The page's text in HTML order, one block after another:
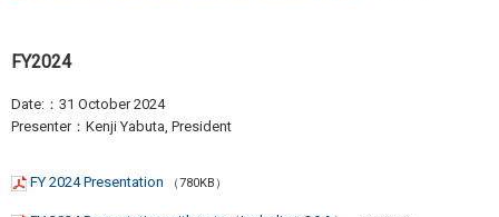
FY2024
Date:：31 October 2024
Presenter：Kenji Yabuta, President
FY 2024 Presentation （780KB）